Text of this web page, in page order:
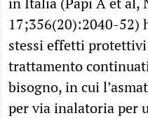
17;356(20):2040-52)
stessi effetti
trattamento
bisogno, in cui
per via inalatoria per